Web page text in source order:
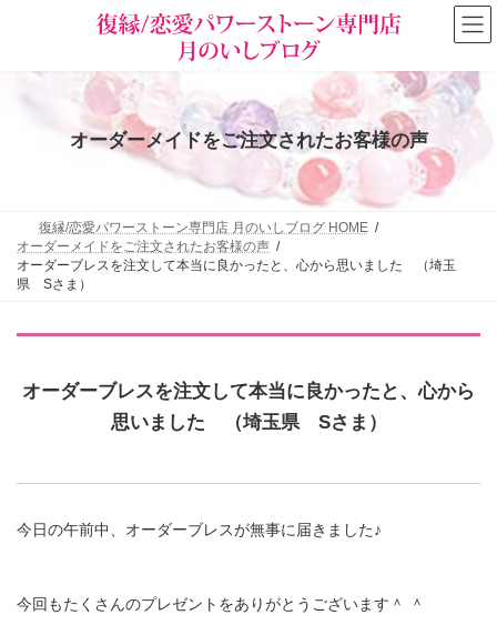
オーダーメイドをご注文されたお客様の声
復縁/恋愛パワーストーン専門店 月のいしブログ HOME
オーダーメイドをご注文されたお客様の声
オーダーブレスを注文して本当に良かったと、心から思いました （埼玉
県 Sさま）
オーダーブレスを注文して本当に良かったと、心から
思いました （埼玉県 Sさま）
今日の午前中、オーダーブレスが無事に届きました♪
今回もたくさんのプレゼントをありがとうございます＾ ＾